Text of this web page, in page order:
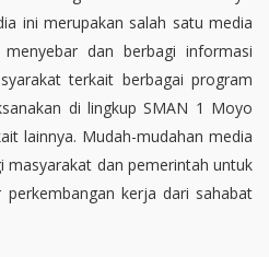
ini merupakan salah satu media
dan berbagi informasi
terkait berbagai program
di lingkup SMAN 1 Moyo
lainnya. Mudah-mudahan media
masyarakat dan pemerintah untuk
kerja dari sahabat